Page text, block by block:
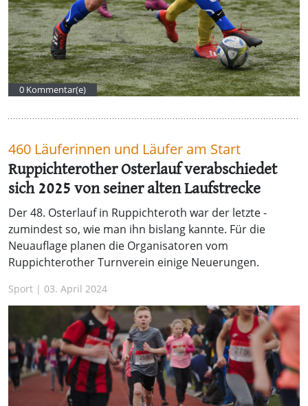
0 Kommentar(e)
460 Läuferinnen und Läufer am Start
Ruppichterother Osterlauf verabschiedet
sich 2025 von seiner alten Laufstrecke
Der 48. Osterlauf in Ruppichteroth war der letzte -
zumindest so, wie man ihn bislang kannte. Für die
Neuauflage planen die Organisatoren vom
Ruppichterother Turnverein einige Neuerungen.
Sport | 03. April 2024